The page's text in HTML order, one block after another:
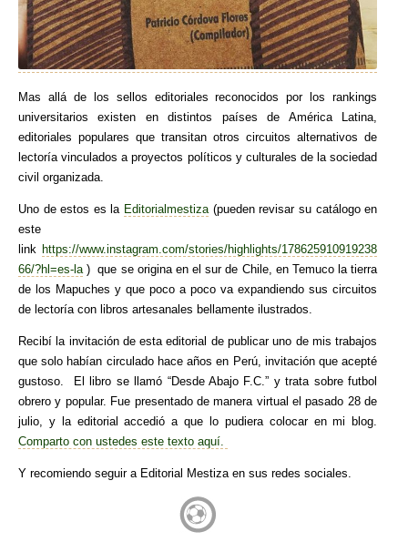
Mas allá de los sellos editoriales reconocidos por los rankings
universitarios existen en distintos países de América Latina,
editoriales populares que transitan otros circuitos alternativos de
lectoría vinculados a proyectos políticos y culturales de la sociedad
civil organizada.
Uno de estos es la Editorialmestiza(pueden revisar su catálogo en
este
link https://www.instagram.com/stories/highlights/178625910919238
66/?hl=es-la) que se origina en el sur de Chile, en Temuco la tierra
de los Mapuches y que poco a poco va expandiendo sus circuitos
de lectoría con libros artesanales bellamente ilustrados.
Recibí la invitación de esta editorial de publicar uno de mis trabajos
que solo habían circulado hace años en Perú, invitación que acepté
gustoso. El libro se llamó “Desde Abajo F.C.” y trata sobre futbol
obrero y popular. Fue presentado de manera virtual el pasado 28 de
julio, y la editorial accedió a que lo pudiera colocar en mi blog.
Comparto con ustedes este texto aquí.
Y recomiendo seguir a Editorial Mestiza en sus redes sociales.